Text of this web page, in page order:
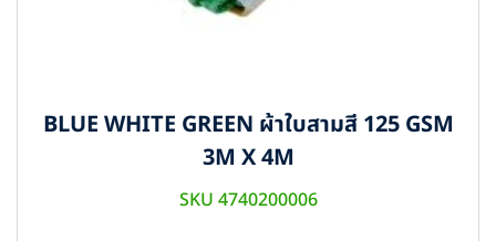
BLUE WHITE GREEN ผ้าใบสามสี 125 GSM
3M X 4M
SKU 4740200006